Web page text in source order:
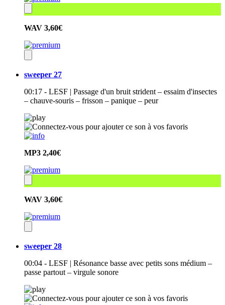
WAV 3,60€
sweeper 27
00:17 - LESF | Passage d'un bruit strident – essaim d'insectes
– chauve-souris – frisson – panique – peur
MP3 2,40€
WAV 3,60€
sweeper 28
00:04 - LESF | Résonance basse avec petits sons médium –
passe partout – virgule sonore